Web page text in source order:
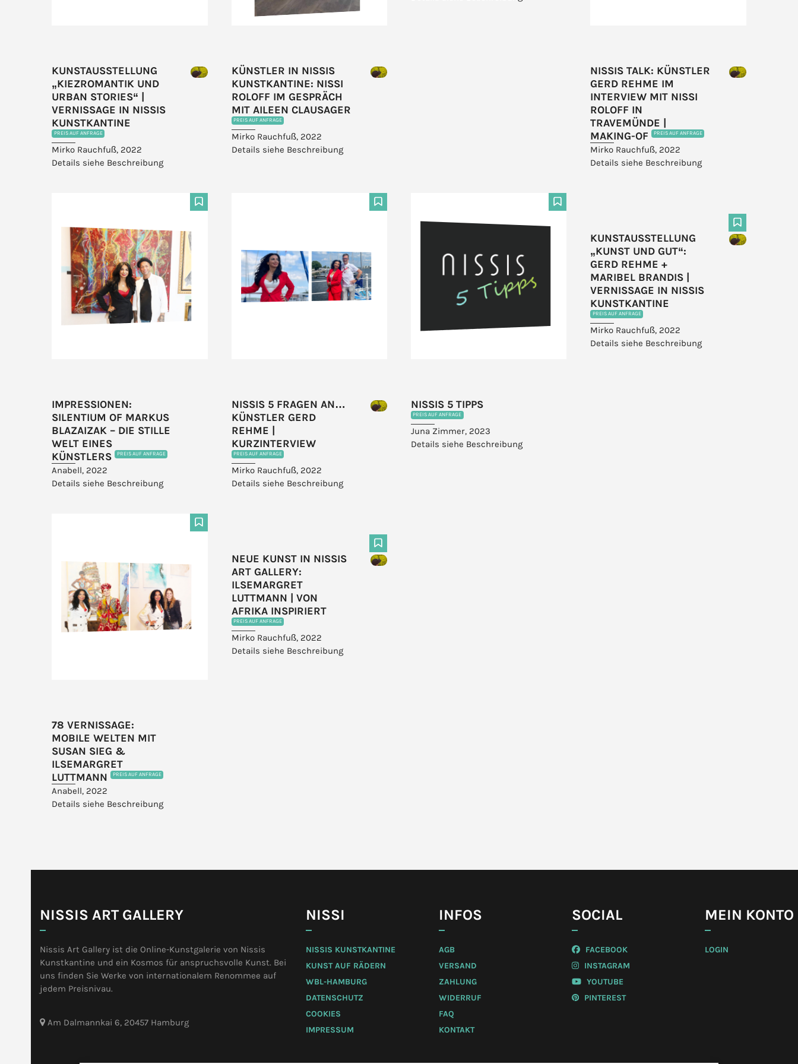
KUNSTAUSSTELLUNG
„KIEZROMANTIK UND
URBAN STORIES“ |
VERNISSAGE IN NISSIS
KUNSTKANTINE
PREIS AUF ANFRAGE
Mirko Rauchfuß, 2022
Details siehe Beschreibung
KÜNSTLER IN NISSIS
KUNSTKANTINE: NISSI
ROLOFF IM GESPRÄCH
MIT AILEEN CLAUSAGER
PREIS AUF ANFRAGE
Mirko Rauchfuß, 2022
Details siehe Beschreibung
NISSIS TALK: KÜNSTLER
GERD REHME IM
INTERVIEW MIT NISSI
ROLOFF IN
TRAVEMÜNDE |
MAKING-OF PREIS AUF ANFRAGE
Mirko Rauchfuß, 2022
Details siehe Beschreibung
F
IMPRESSIONEN:
SILENTIUM OF MARKUS
BLAZAIZAK – DIE STILLE
WELT EINES
KÜNSTLERS PREIS AUF ANFRAGE
Anabell, 2022
Details siehe Beschreibung
F
NISSIS 5 FRAGEN AN…
KÜNSTLER GERD
REHME |
KURZINTERVIEW
PREIS AUF ANFRAGE
Mirko Rauchfuß, 2022
Details siehe Beschreibung
F
NISSIS 5 TIPPS
PREIS AUF ANFRAGE
Juna Zimmer, 2023
Details siehe Beschreibung
F
KUNSTAUSSTELLUNG
„KUNST UND GUT“:
GERD REHME +
MARIBEL BRANDIS |
VERNISSAGE IN NISSIS
KUNSTKANTINE
PREIS AUF ANFRAGE
Mirko Rauchfuß, 2022
Details siehe Beschreibung
F
78 VERNISSAGE:
MOBILE WELTEN MIT
SUSAN SIEG &
ILSEMARGRET
LUTTMANN PREIS AUF ANFRAGE
Anabell, 2022
Details siehe Beschreibung
F
NEUE KUNST IN NISSIS
ART GALLERY:
ILSEMARGRET
LUTTMANN | VON
AFRIKA INSPIRIERT
PREIS AUF ANFRAGE
Mirko Rauchfuß, 2022
Details siehe Beschreibung
NISSIS ART GALLERY
Nissis Art Gallery ist die Online-Kunstgalerie von Nissis
Kunstkantine und ein Kosmos für anspruchsvolle Kunst. Bei
uns finden Sie Werke von internationalem Renommee auf
jedem Preisnivau.
Am Dalmannkai 6, 20457 Hamburg
NISSI
NISSIS KUNSTKANTINE
KUNST AUF RÄDERN
WBL-HAMBURG
DATENSCHUTZ
COOKIES
IMPRESSUM
INFOS
AGB
VERSAND
ZAHLUNG
WIDERRUF
FAQ
KONTAKT
SOCIAL
FACEBOOK
INSTAGRAM
YOUTUBE
PINTEREST
MEIN KONTO
LOGIN